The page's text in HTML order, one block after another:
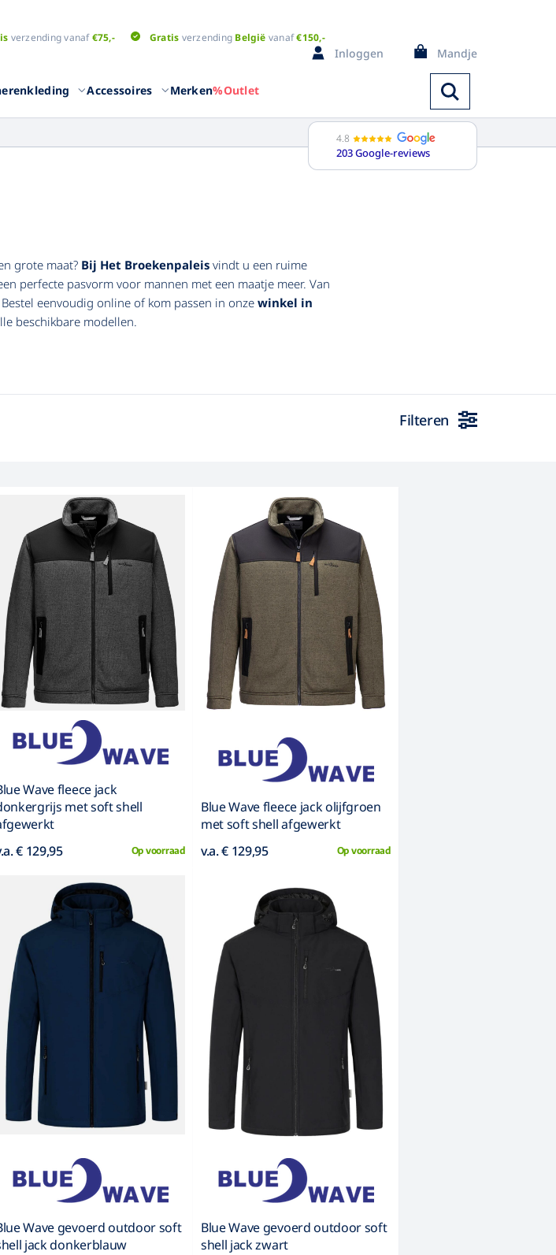
verzending vanaf€75,- Gratis verzending België vanaf€150,-
Inloggen Mandje
korte
uni kleuren
T-shirts korte mouw
T-shirts mouwloos
T-shirts uni kleuren
Poloshirts uni kleuren
Pyjama's
Accessoires Merken%Outlet
4.8
203 Google-reviews
grote maat? Bij Het Broekenpaleis vindt u een ruime
perfecte pasvorm voor mannen met een maatje meer. Van
eenvoudig online of kom passen in onze winkel in
beschikbare modellen.
Filteren
Wave fleece jack
met soft shell
€ 129,95
Op voorraad
Blue Wave fleece jack olijfgroen
met soft shell afgewerkt
v.a. € 129,95
Op voorraad
Wave gevoerd outdoor soft
jack donkerblauw
Blue Wave gevoerd outdoor soft
shell jack zwart